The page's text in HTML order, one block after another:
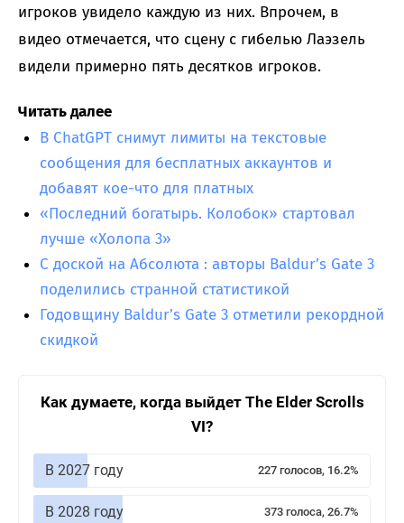
игроков увидело каждую из них. Впрочем, в
видео отмечается, что сцену с гибелью Лаэзель
видели примерно пять десятков игроков.
Читать далее
В ChatGPT снимут лимиты на текстовые
сообщения для бесплатных аккаунтов и
добавят кое-что для платных
«Последний богатырь. Колобок» стартовал
лучше «Холопа 3»
С доской на Абсолюта : авторы Baldur’s Gate 3
поделились странной статистикой
Годовщину Baldur’s Gate 3 отметили рекордной
скидкой
Как думаете, когда выйдет The Elder Scrolls
VI?
В 2027 году 227 голосов, 16.2%
В 2028 году 373 голоса, 26.7%